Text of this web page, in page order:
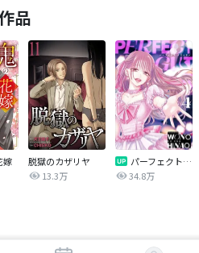
品
嫁
脱獄のカザリヤ
13.3万
パーフェクトグリッター
34.8万